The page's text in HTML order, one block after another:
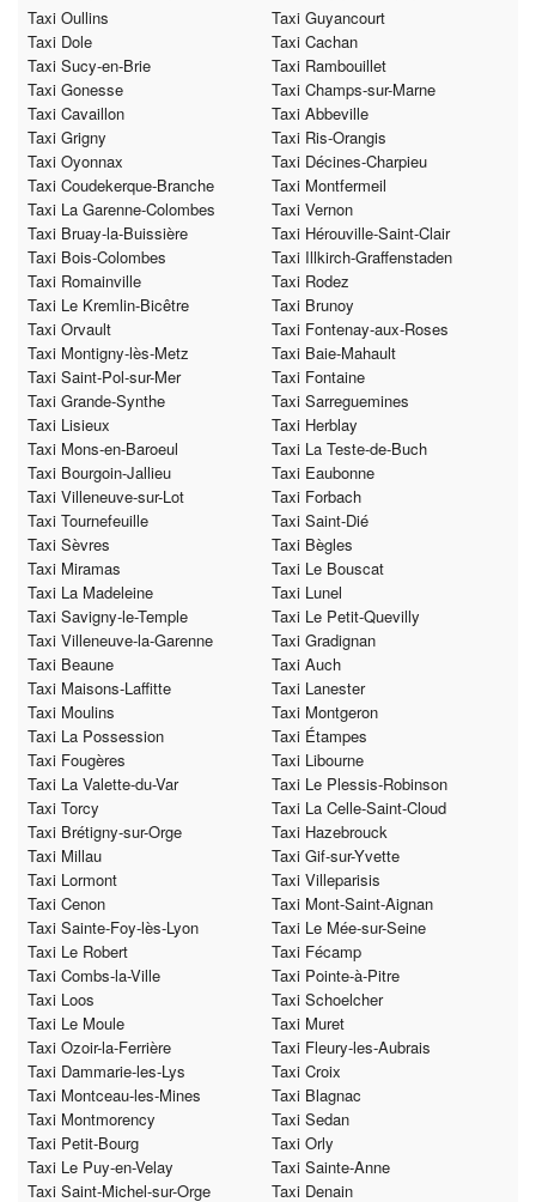
Taxi Oullins
Taxi Guyancourt
Taxi Dole
Taxi Cachan
Taxi Sucy-en-Brie
Taxi Rambouillet
Taxi Gonesse
Taxi Champs-sur-Marne
Taxi Cavaillon
Taxi Abbeville
Taxi Grigny
Taxi Ris-Orangis
Taxi Oyonnax
Taxi Décines-Charpieu
Taxi Coudekerque-Branche
Taxi Montfermeil
Taxi La Garenne-Colombes
Taxi Vernon
Taxi Bruay-la-Buissière
Taxi Hérouville-Saint-Clair
Taxi Bois-Colombes
Taxi Illkirch-Graffenstaden
Taxi Romainville
Taxi Rodez
Taxi Le Kremlin-Bicêtre
Taxi Brunoy
Taxi Orvault
Taxi Fontenay-aux-Roses
Taxi Montigny-lès-Metz
Taxi Baie-Mahault
Taxi Saint-Pol-sur-Mer
Taxi Fontaine
Taxi Grande-Synthe
Taxi Sarreguemines
Taxi Lisieux
Taxi Herblay
Taxi Mons-en-Baroeul
Taxi La Teste-de-Buch
Taxi Bourgoin-Jallieu
Taxi Eaubonne
Taxi Villeneuve-sur-Lot
Taxi Forbach
Taxi Tournefeuille
Taxi Saint-Dié
Taxi Sèvres
Taxi Bègles
Taxi Miramas
Taxi Le Bouscat
Taxi La Madeleine
Taxi Lunel
Taxi Savigny-le-Temple
Taxi Le Petit-Quevilly
Taxi Villeneuve-la-Garenne
Taxi Gradignan
Taxi Beaune
Taxi Auch
Taxi Maisons-Laffitte
Taxi Lanester
Taxi Moulins
Taxi Montgeron
Taxi La Possession
Taxi Étampes
Taxi Fougères
Taxi Libourne
Taxi La Valette-du-Var
Taxi Le Plessis-Robinson
Taxi Torcy
Taxi La Celle-Saint-Cloud
Taxi Brétigny-sur-Orge
Taxi Hazebrouck
Taxi Millau
Taxi Gif-sur-Yvette
Taxi Lormont
Taxi Villeparisis
Taxi Cenon
Taxi Mont-Saint-Aignan
Taxi Sainte-Foy-lès-Lyon
Taxi Le Mée-sur-Seine
Taxi Le Robert
Taxi Fécamp
Taxi Combs-la-Ville
Taxi Pointe-à-Pitre
Taxi Loos
Taxi Schoelcher
Taxi Le Moule
Taxi Muret
Taxi Ozoir-la-Ferrière
Taxi Fleury-les-Aubrais
Taxi Dammarie-les-Lys
Taxi Croix
Taxi Montceau-les-Mines
Taxi Blagnac
Taxi Montmorency
Taxi Sedan
Taxi Petit-Bourg
Taxi Orly
Taxi Le Puy-en-Velay
Taxi Sainte-Anne
Taxi Saint-Michel-sur-Orge
Taxi Denain